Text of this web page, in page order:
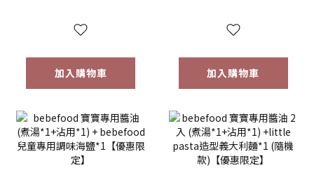
寶寶粥( 蓮藕雞肉粥
加入購物車 加入購物車